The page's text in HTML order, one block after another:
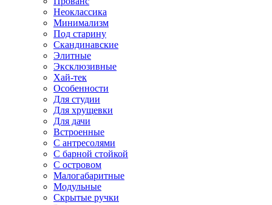
Неоклассика
Минимализм
Под старину
Скандинавские
Элитные
Эксклюзивные
Хай-тек
Особенности
Для студии
Для хрущевки
Для дачи
Встроенные
С антресолями
С барной стойкой
С островом
Малогабаритные
Модульные
Скрытые ручки